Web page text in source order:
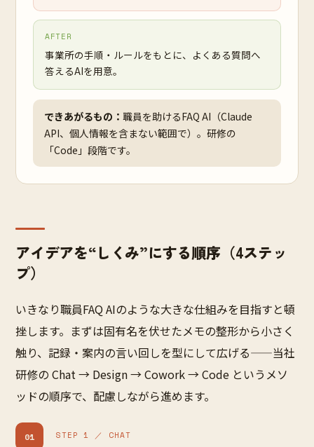
AFTER
事業所の手順・ルールをもとに、よくある質問へ
答えるAIを用意。
できあがるもの： 職員を助けるFAQ AI（Claude
API、個人情報を含まない範囲で）。研修の
「Code」段階です。
アイデアを“しくみ”にする順序（4ステッ
プ）
いきなり職員FAQ AIのような大きな仕組みを目指すと頓
挫します。まずは固有名を伏せたメモの整形から小さく
触り、記録・案内の言い回しを型にして広げる——当社
研修の Chat → Design → Cowork → Code というメソ
ッドの順序で、配慮しながら進めます。
01 STEP 1 ／ CHAT